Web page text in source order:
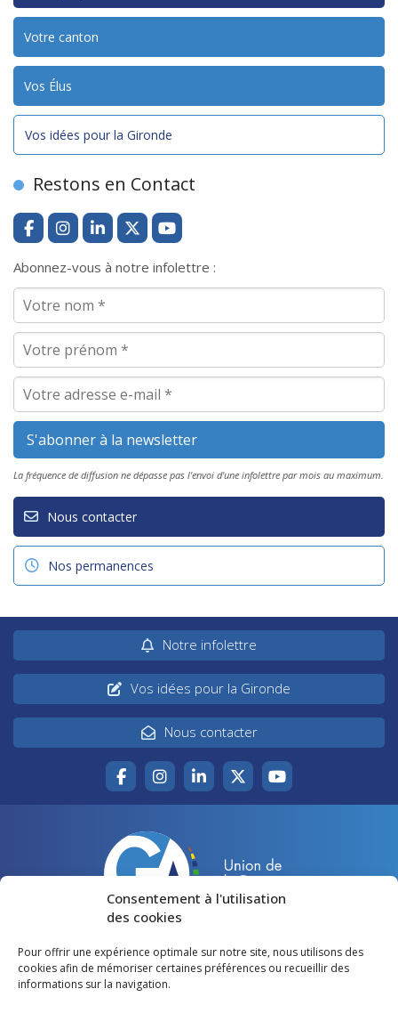
Consentement à l'utilisation
des cookies
Pour offrir une expérience optimale sur notre site, nous utilisons des
cookies afin de mémoriser certaines préférences ou recueillir des
informations sur la navigation.
Votre canton
Vos Élus
Vos idées pour la Gironde
Restons en Contact
Abonnez-vous à notre infolettre :
La fréquence de diffusion ne dépasse pas l'envoi d'une infolettre par mois au maximum.
Nous contacter
Nos permanences
Notre infolettre
Vos idées pour la Gironde
Nous contacter
Accueil
Votre canton
Agir pour la Gironde